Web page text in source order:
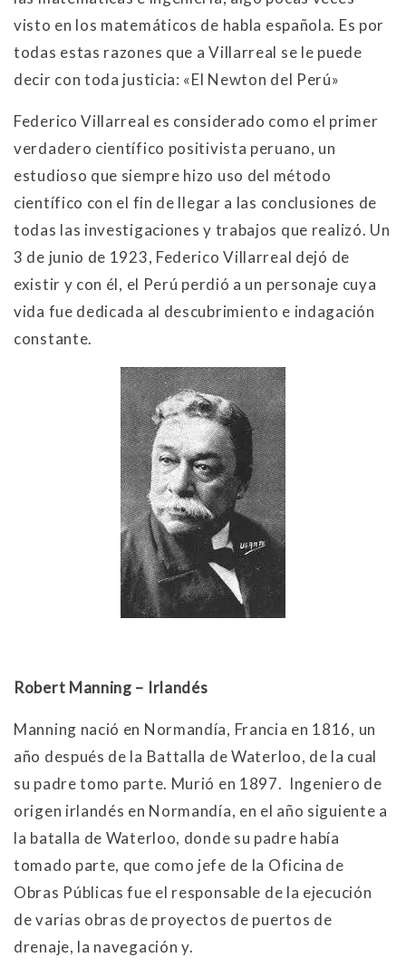
visto en los matemáticos de habla española. Es por
todas estas razones que a Villarreal se le puede
decir con toda justicia: «El Newton del Perú»
Federico Villarreal es considerado como el primer
verdadero científico positivista peruano, un
estudioso que siempre hizo uso del método
científico con el fin de llegar a las conclusiones de
todas las investigaciones y trabajos que realizó. Un
3 de junio de 1923, Federico Villarreal dejó de
existir y con él, el Perú perdió a un personaje cuya
vida fue dedicada al descubrimiento e indagación
constante.
Robert Manning – Irlandés
Manning nació en Normandía, Francia en 1816, un
año después de la Battalla de Waterloo, de la cual
su padre tomo parte. Murió en 1897. Ingeniero de
origen irlandés en Normandía, en el año siguiente a
la batalla de Waterloo, donde su padre había
tomado parte, que como jefe de la Oficina de
Obras Públicas fue el responsable de la ejecución
de varias obras de proyectos de puertos de
drenaje, la navegación y.